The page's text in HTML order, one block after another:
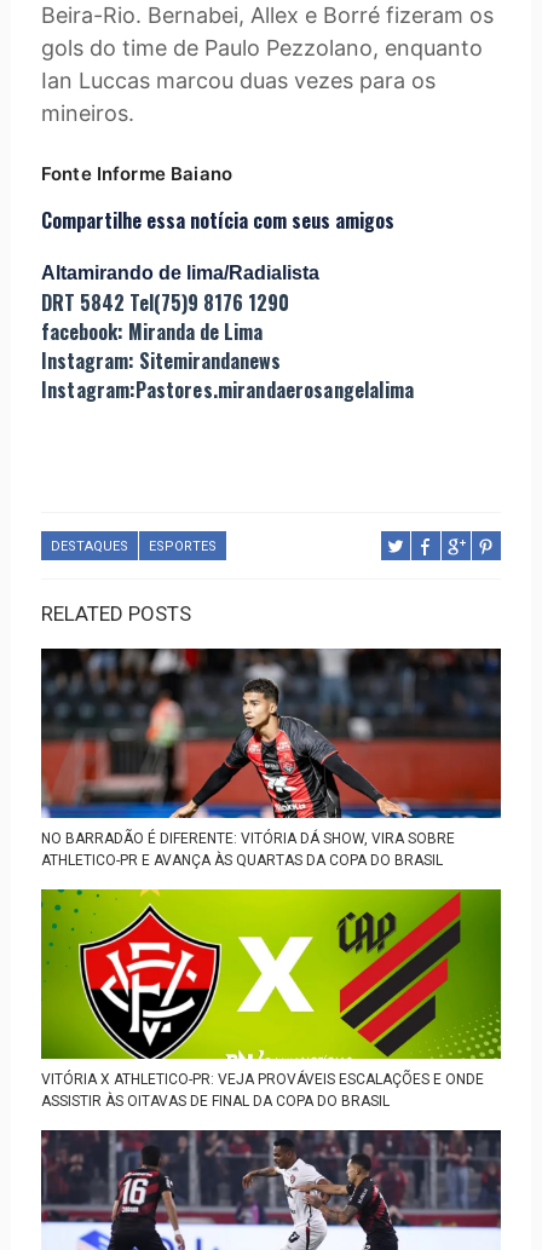
Beira-Rio. Bernabei, Allex e Borré fizeram os
gols do time de Paulo Pezzolano, enquanto
Ian Luccas marcou duas vezes para os
mineiros.
Fonte Informe Baiano
Compartilhe essa notícia com seus amigos
Altamirando de lima/Radialista
DRT 5842 Tel(75)9 8176 1290
facebook: Miranda de Lima
Instagram: Sitemirandanews
Instagram:Pastores.mirandaerosangelalima
DESTAQUES ESPORTES
RELATED POSTS
NO BARRADÃO É DIFERENTE: VITÓRIA DÁ SHOW, VIRA SOBRE
ATHLETICO-PR E AVANÇA ÀS QUARTAS DA COPA DO BRASIL
VITÓRIA X ATHLETICO-PR: VEJA PROVÁVEIS ESCALAÇÕES E ONDE
ASSISTIR ÀS OITAVAS DE FINAL DA COPA DO BRASIL